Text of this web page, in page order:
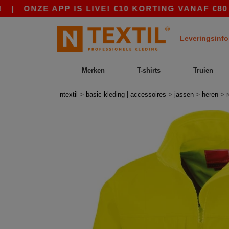
APP IS LIVE! €10 KORTING VANAF €80 MET
Merken T-shirts Truien
ntextil > basic kleding | accessoires > jassen > heren >